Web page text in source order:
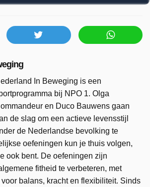
In Beweging is een
bij NPO 1. Olga
en Duco Bauwens gaan
de slag om een actieve levensstijl
de Nederlandse bevolking te
oefeningen kun je thuis volgen,
ook bent. De oefeningen zijn
fitheid te verbeteren, met
balans, kracht en flexibiliteit. Sinds